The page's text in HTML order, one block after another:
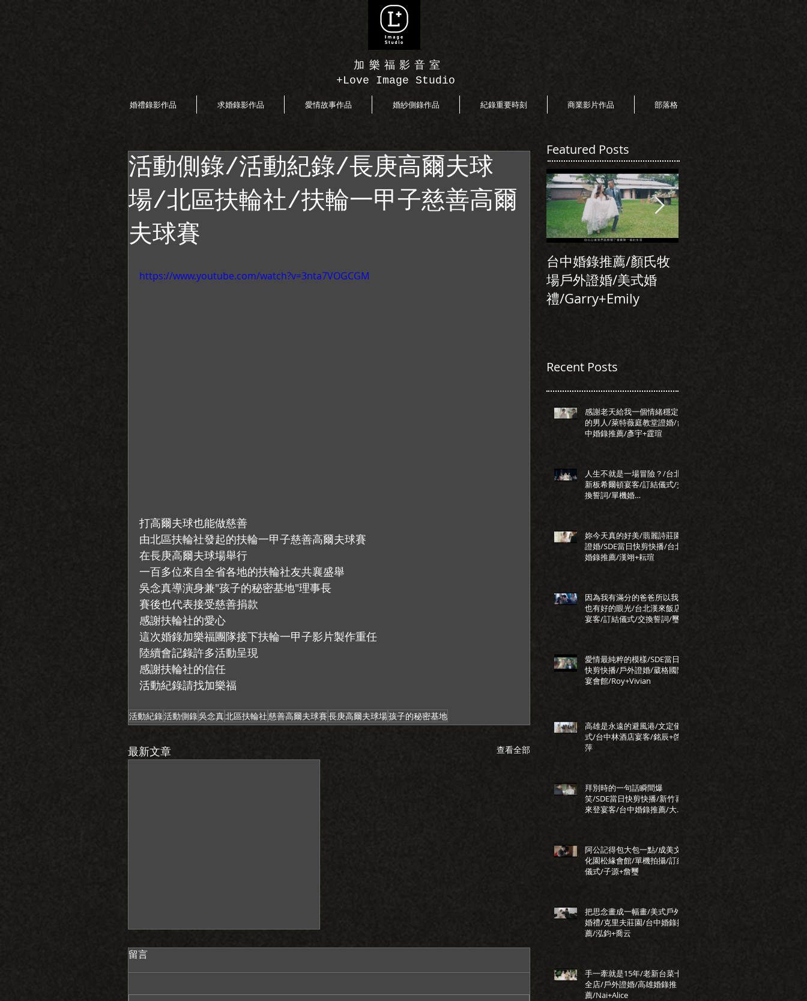
加樂福影音室
+Love Image Studio
婚禮錄影作品 求婚錄影作品 愛情故事作品 婚紗側錄作品 紀錄重要時刻 商業影片作品 部落格
活動側錄/活動紀錄/長庚高爾夫球
場/北區扶輪社/扶輪一甲子慈善高爾
夫球賽
https://www.youtube.com/watch?v=3nta7VOGCGM
打高爾夫球也能做慈善
由北區扶輪社發起的扶輪一甲子慈善高爾夫球賽
在長庚高爾夫球場舉行
一百多位來自全省各地的扶輪社友共襄盛舉
吳念真導演身兼"孩子的秘密基地"理事長
賽後也代表接受慈善捐款
感謝扶輪社的愛心
這次婚錄加樂福團隊接下扶輪一甲子影片製作重任
陸續會記錄許多活動呈現
感謝扶輪社的信任
活動紀錄請找加樂福
活動紀錄活動側錄吳念真北區扶輪社慈善高爾夫球賽長庚高爾夫球場孩子的秘密基地
最新文章 查看全部
留言
Featured Posts
台中婚錄推薦/顏氏牧
場戶外證婚/美式婚
禮/Garry+Emily
Recent Posts
感謝老天給我一個情緒穩定
的男人/萊特薇庭教堂證婚/台
中婚錄推薦/彥宇+霆瑄
人生不就是一場冒險？/台北
新板希爾頓宴客/訂結儀式/交
換誓詞/單機婚
妳今天真的好美/翡麗詩莊園
證婚/SDE當日快剪快播/台北
婚錄推薦/漢翊+耘瑄
因為我有滿分的爸爸所以我
也有好的眼光/台北漢來飯店
宴客/訂結儀式/交換誓詞/璽
愛情最純粹的模樣/SDE當日
快剪快播/戶外證婚/葳格國際
宴會館/Roy+Vivian
高雄是永遠的避風港/文定儀
式/台中林酒店宴客/銘辰+啓
萍
拜別時的一句話瞬間爆
笑/SDE當日快剪快播/新竹喜
來登宴客/台中婚錄推薦/大藝
阿公記得包大包一點/成美文
化園松緣會館/單機拍攝/訂結
儀式/子源+詹璽
把思念畫成一幅畫/美式戶外
婚禮/克里夫莊園/台中婚錄推
薦/泓鈞+喬云
手一牽就是15年/老新台菜十
全店/戶外證婚/高雄婚錄推
薦/Nai+Alice